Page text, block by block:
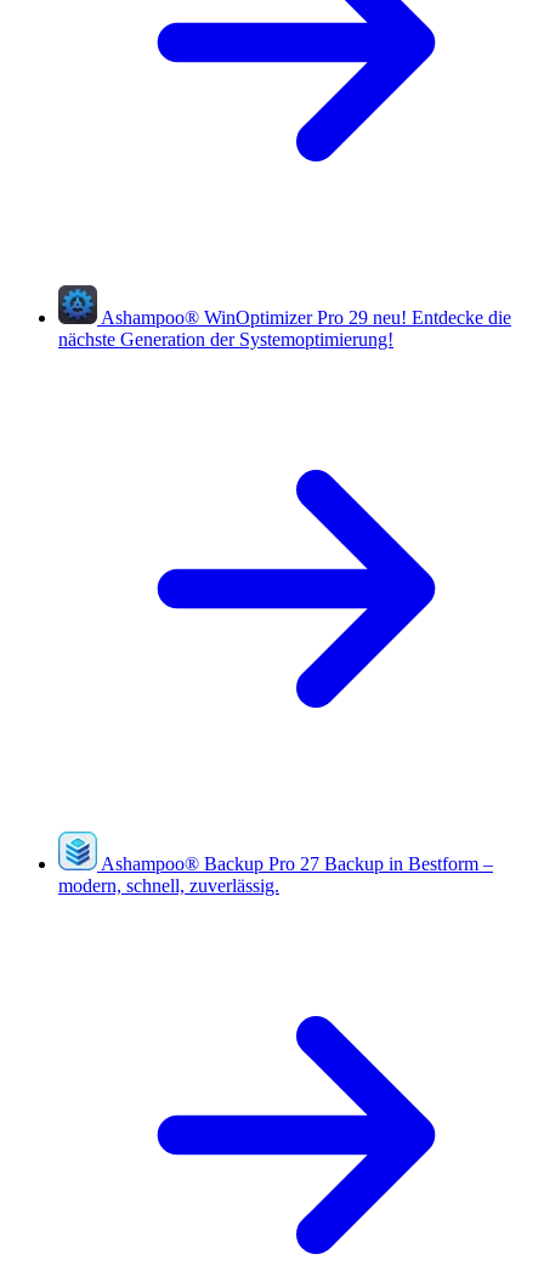
Ashampoo® WinOptimizer Pro 29 neu! Entdecke die
nächste Generation der Systemoptimierung!
Ashampoo® Backup Pro 27 Backup in Bestform –
modern, schnell, zuverlässig.